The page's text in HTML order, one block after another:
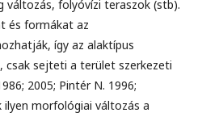
változás, folyóvízi teraszok (stb).
és formákat az
így az alaktípus
csak sejteti a terület szerkezeti
2005; Pintér N. 1996;
ilyen morfológiai változás a